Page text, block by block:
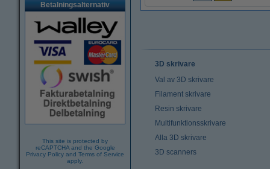
Betalningsalternativ
This site is protected by
reCAPTCHA and the Google
Privacy Policy and Terms of Service
apply.
3D skrivare
Val av 3D skrivare
Filament skrivare
Resin skrivare
Multifunktionsskrivare
Alla 3D skrivare
3D scanners